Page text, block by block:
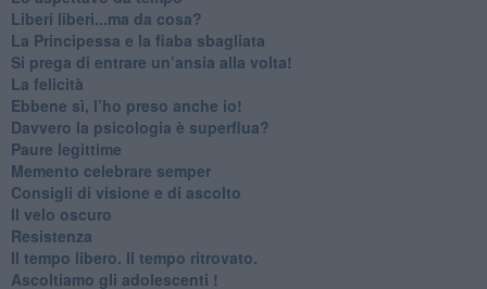
​Liberi liberi...ma da cosa?
​La Principessa e la fiaba sbagliata
Si prega di entrare un’ansia alla volta!
​La felicità
​Ebbene sì, l’ho preso anche io!
​Davvero la psicologia è superflua?
Paure legittime
​Memento celebrare semper
​Consigli di visione e di ascolto
​Il velo oscuro
Resistenza
​Il tempo libero. Il tempo ritrovato.
Ascoltiamo gli adolescenti !